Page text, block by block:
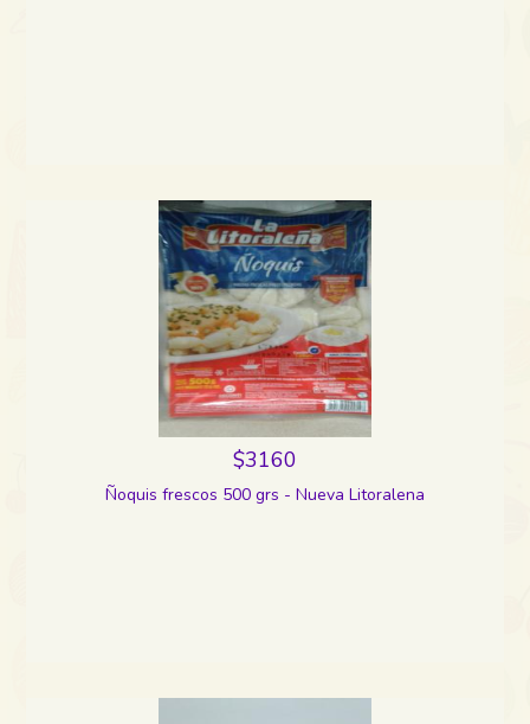
$3160
Ñoquis frescos 500 grs - Nueva Litoralena